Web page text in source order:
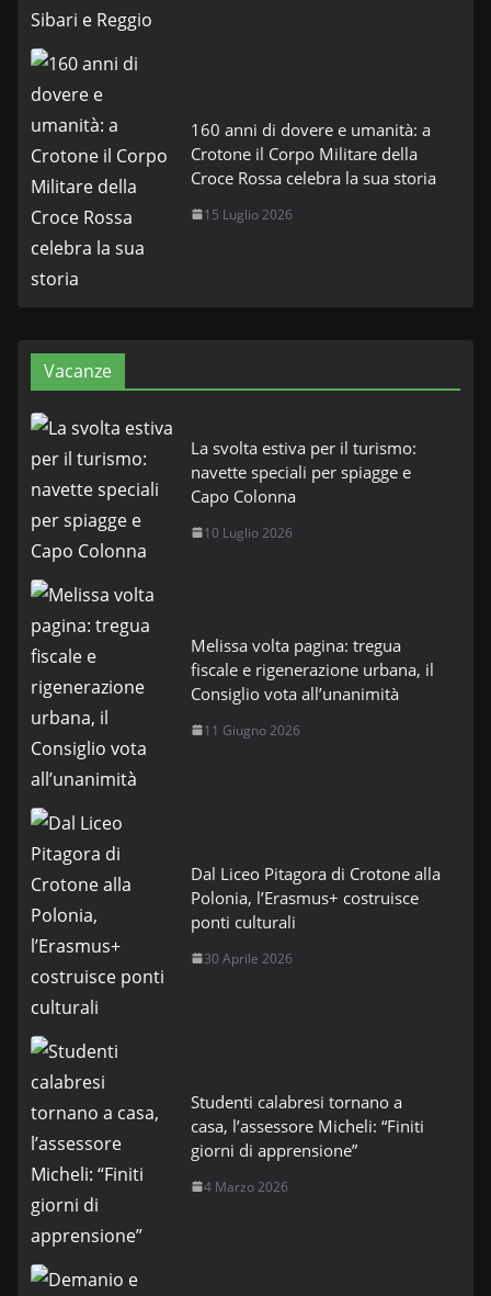
160 anni di dovere e umanità: a
Crotone il Corpo Militare della
Croce Rossa celebra la sua storia
15 Luglio 2026
Vacanze
La svolta estiva per il turismo:
navette speciali per spiagge e
Capo Colonna
10 Luglio 2026
Melissa volta pagina: tregua
fiscale e rigenerazione urbana, il
Consiglio vota all’unanimità
11 Giugno 2026
Dal Liceo Pitagora di Crotone alla
Polonia, l’Erasmus+ costruisce
ponti culturali
30 Aprile 2026
Studenti calabresi tornano a
casa, l’assessore Micheli: “Finiti
giorni di apprensione”
4 Marzo 2026